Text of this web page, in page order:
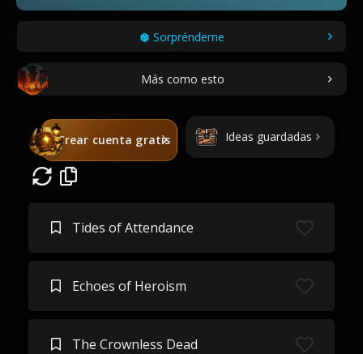
Sorpréndeme
Más como esto
Crear cuenta gratis Ideas guardadas
Tides of Attendance
Echoes of Heroism
The Crownless Dead